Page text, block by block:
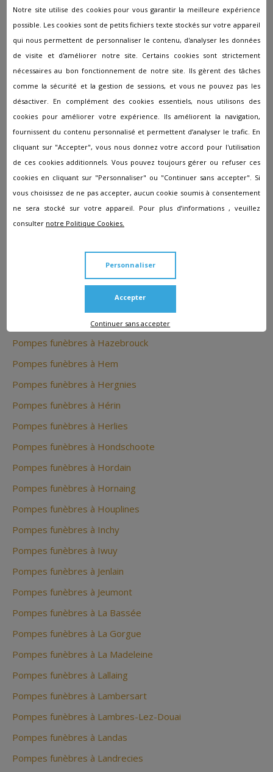
Pompes funèbres à Genech
Pompes funèbres à Glageon
Pompes funèbres à Gommegnies
Pompes funèbres à Gondecourt
Pompes funèbres à Gouzeaucourt
Pompes funèbres à Grand-Fort-Philippe
Pompes funèbres à Grande-Synthe
Pompes funèbres à Hallennes-Lez-Haubourdin
Pompes funèbres à Halluin
Pompes funèbres à Hasnon
Pompes funèbres à Haubourdin
Pompes funèbres à HAULCHIN
Pompes funèbres à Haussy
Pompes funèbres à Hautmont
Pompes funèbres à Hazebrouck
Pompes funèbres à Hem
Pompes funèbres à Hergnies
Pompes funèbres à Hérin
Pompes funèbres à Herlies
Pompes funèbres à Hondschoote
Pompes funèbres à Hordain
Pompes funèbres à Hornaing
Pompes funèbres à Houplines
Pompes funèbres à Inchy
Pompes funèbres à Iwuy
Pompes funèbres à Jenlain
Pompes funèbres à Jeumont
Pompes funèbres à La Bassée
Pompes funèbres à La Gorgue
Pompes funèbres à La Madeleine
Pompes funèbres à Lallaing
Pompes funèbres à Lambersart
Pompes funèbres à Lambres-Lez-Douai
Pompes funèbres à Landas
Pompes funèbres à Landrecies
Notre site utilise des cookies pour vous garantir la meilleure expérience
possible. Les cookies sont de petits fichiers texte stockés sur votre appareil
qui nous permettent de personnaliser le contenu, d'analyser les données
de visite et d'améliorer notre site. Certains cookies sont strictement
nécessaires au bon fonctionnement de notre site. Ils gèrent des tâches
comme la sécurité et la gestion de sessions, et vous ne pouvez pas les
désactiver. En complément des cookies essentiels, nous utilisons des
cookies pour améliorer votre expérience. Ils améliorent la navigation,
fournissent du contenu personnalisé et permettent d’analyser le trafic. En
cliquant sur "Accepter", vous nous donnez votre accord pour l'utilisation
de ces cookies additionnels. Vous pouvez toujours gérer ou refuser ces
cookies en cliquant sur "Personnaliser" ou "Continuer sans accepter". Si
vous choisissez de ne pas accepter, aucun cookie soumis à consentement
ne sera stocké sur votre appareil. Pour plus d’informations , veuillez
consulter notre Politique Cookies.
Continuer sans accepter
Personnaliser
Accepter